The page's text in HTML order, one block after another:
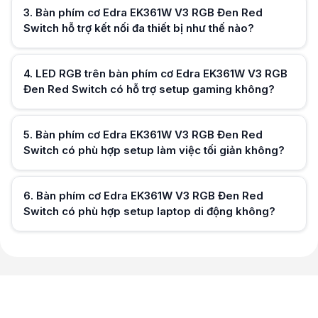
Hữu ích ( 0 )
3. Bàn phím cơ Edra EK361W V3 RGB Đen Red
Switch hỗ trợ kết nối đa thiết bị như thế nào?
Hữu ích (0)
4. LED RGB trên bàn phím cơ Edra EK361W V3 RGB
Đen Red Switch có hỗ trợ setup gaming không?
Hữu ích (0)
5. Bàn phím cơ Edra EK361W V3 RGB Đen Red
Switch có phù hợp setup làm việc tối giản không?
6. Bàn phím cơ Edra EK361W V3 RGB Đen Red
Switch có phù hợp setup laptop di động không?